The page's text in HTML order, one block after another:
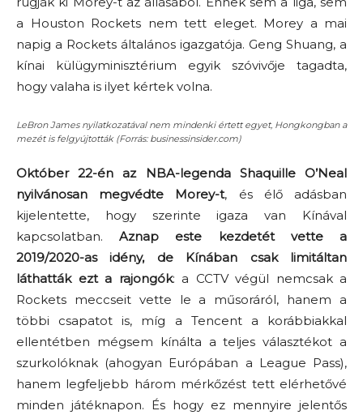
a Houston Rockets nem tett eleget. Morey a mai
napig a Rockets általános igazgatója. Geng Shuang, a
kínai külügyminisztérium egyik szóvivője tagadta,
hogy valaha is ilyet kértek volna.
LeBron James nyilatkozatával nem mindenki értett egyet, Hongkongban a
mezét is felgyújtották (Forrás: businessinsider.com)
Október 22-én az NBA-legenda Shaquille O’Neal
nyilvánosan megvédte Morey-t, és élő adásban
kijelentette, hogy szerinte igaza van Kínával
kapcsolatban.Aznap este kezdetét vette a
2019/2020-as idény, de Kínában csak limitáltan
láthatták ezt a rajongók: a CCTV végül nemcsak a
Rockets meccseit vette le a műsoráról, hanem a
többi csapatot is, míg a Tencent a korábbiakkal
ellentétben mégsem kínálta a teljes választékot a
szurkolóknak (ahogyan Európában a League Pass),
hanem legfeljebb három mérkőzést tett elérhetővé
minden játéknapon. És hogy ez mennyire jelentős